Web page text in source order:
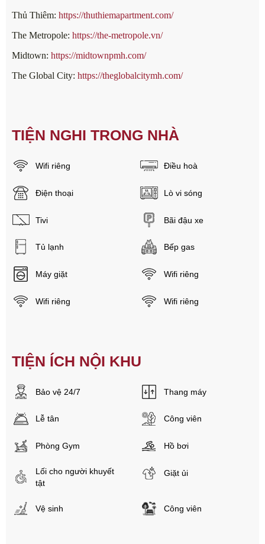
Thủ Thiêm: https://thuthiemapartment.com/
The Metropole: https://the-metropole.vn/
Midtown: https://midtownpmh.com/
The Global City: https://theglobalcitymh.com/
TIỆN NGHI TRONG NHÀ
Wifi riêng Điều hoà
Điện thoại Lò vi sóng
Tivi Bãi đậu xe
Tủ lạnh Bếp gas
Máy giặt Wifi riêng
Wifi riêng Wifi riêng
TIỆN ÍCH NỘI KHU
Bảo vệ 24/7 Thang máy
Lễ tân Công viên
Phòng Gym Hồ bơi
Lối cho người khuyết
tật
Giặt ủi
Vệ sinh Công viên